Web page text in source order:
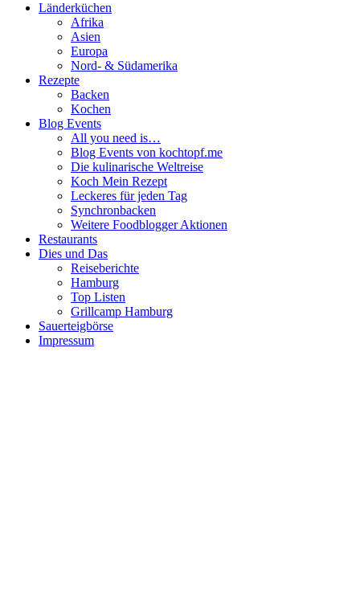
Länderküchen
Afrika
Asien
Europa
Nord- & Südamerika
Rezepte
Backen
Kochen
Blog Events
All you need is…
Blog Events von kochtopf.me
Die kulinarische Weltreise
Koch Mein Rezept
Leckeres für jeden Tag
Synchronbacken
Weitere Foodblogger Aktionen
Restaurants
Dies und Das
Reiseberichte
Hamburg
Top Listen
Grillcamp Hamburg
Sauerteigbörse
Impressum